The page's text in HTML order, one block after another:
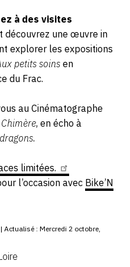
à des visites
découvrez une œuvre in
explorer les expositions
petits soins en
du Frac.
au Cinématographe
, en écho à
.
limitées.
l’occasion avec Bike’N
: Mercredi 2 octobre,